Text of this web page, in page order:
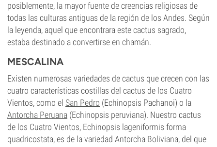
posiblemente, la mayor fuente de creencias religiosas de
todas las culturas antiguas de la región de los Andes. Según
la leyenda, aquel que encontrara este cactus sagrado,
estaba destinado a convertirse en chamán.
MESCALINA
Existen numerosas variedades de cactus que crecen con las
cuatro características costillas del cactus de los Cuatro
Vientos, como el San Pedro (Echinopsis Pachanoi) o la
Antorcha Peruana (Echinopsis peruviana). Nuestro cactus
de los Cuatro Vientos, Echinopsis lageniformis forma
quadricostata, es de la variedad Antorcha Boliviana, del que